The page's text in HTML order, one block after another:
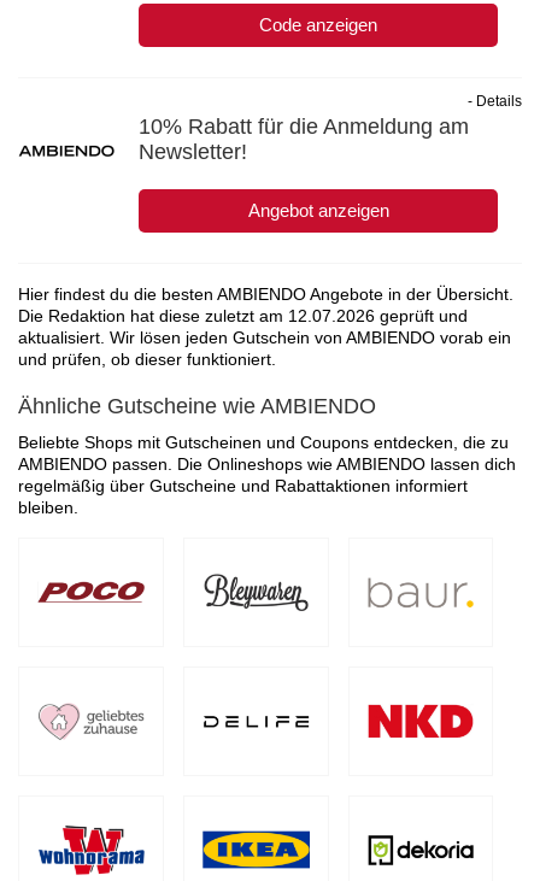
Code anzeigen
10% Rabatt für die Anmeldung am
Newsletter!
Angebot anzeigen
- Details
Hier findest du die besten AMBIENDO Angebote in der Übersicht.
Die Redaktion hat diese zuletzt am 12.07.2026 geprüft und
aktualisiert. Wir lösen jeden Gutschein von AMBIENDO vorab ein
und prüfen, ob dieser funktioniert.
Ähnliche Gutscheine wie AMBIENDO
Beliebte Shops mit Gutscheinen und Coupons entdecken, die zu
AMBIENDO passen. Die Onlineshops wie AMBIENDO lassen dich
regelmäßig über Gutscheine und Rabattaktionen informiert
bleiben.